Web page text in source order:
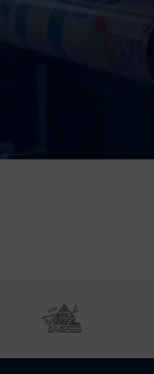
لم تتم إضافة أي منتجات
لمقارنتها. ستجد